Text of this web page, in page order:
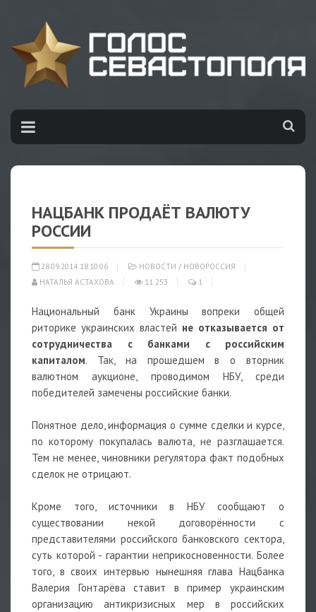
НАЦБАНК ПРОДАЁТ ВАЛЮТУ
РОССИИ
28.09.2014 18:10:06 НОВОСТИ / НОВОРОССИЯ
НАТАЛЬЯ АСТАХОВА
11 253 1
Национальный банк Украины вопреки общей
риторике украинских властей не отказывается от
сотрудничества с банками с российским
капиталом. Так, на прошедшем в о вторник
валютном аукционе, проводимом НБУ, среди
победителей замечены российские банки.
Понятное дело, информация о сумме сделки и курсе,
по которому покупалась валюта, не разглашается.
Тем не менее, чиновники регулятора факт подобных
сделок не отрицают.
Кроме того, источники в НБУ сообщают о
существовании некой договорённости с
представителями российского банковского сектора,
суть которой - гарантии неприкосновенности. Более
того, в своих интервью нынешняя глава Нацбанка
Валерия Гонтарёва ставит в пример украинским
организацию антикризисных мер в российских